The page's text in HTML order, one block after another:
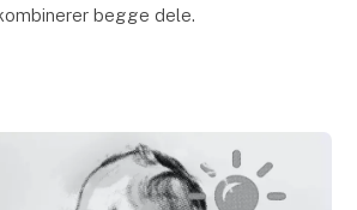
begge dele.